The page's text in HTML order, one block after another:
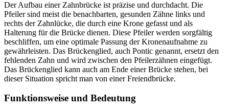
Der Aufbau einer Zahnbrücke ist präzise und durchdacht. Die
Pfeiler sind meist die benachbarten, gesunden Zähne links und
rechts der Zahnlücke, die durch eine Krone gefasst und als
Halterung für die Brücke dienen. Diese Pfeiler werden sorgfältig
beschliffen, um eine optimale Passung der Kronenaufnahme zu
gewährleisten. Das Brückenglied, auch Pontic genannt, ersetzt den
fehlenden Zahn und wird zwischen den Pfeilerzähnen eingefügt.
Das Brückenglied kann auch am Ende einer Brücke stehen, bei
dieser Situation spricht man von einer Freiendbrücke.
Funktionsweise und Bedeutung